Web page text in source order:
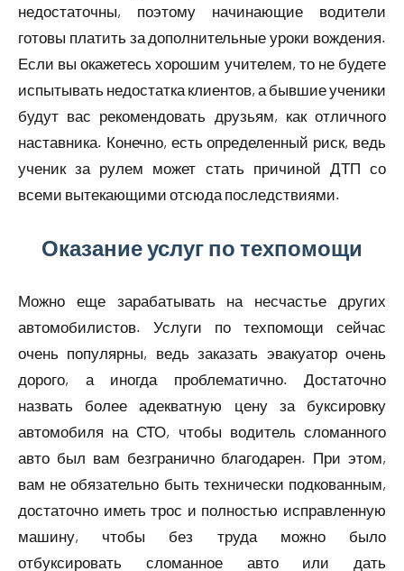
недостаточны, поэтому начинающие водители
готовы платить за дополнительные уроки вождения.
Если вы окажетесь хорошим учителем, то не будете
испытывать недостатка клиентов, а бывшие ученики
будут вас рекомендовать друзьям, как отличного
наставника. Конечно, есть определенный риск, ведь
ученик за рулем может стать причиной ДТП со
всеми вытекающими отсюда последствиями.
Оказание услуг по техпомощи
Можно еще зарабатывать на несчастье других
автомобилистов. Услуги по техпомощи сейчас
очень популярны, ведь заказать эвакуатор очень
дорого, а иногда проблематично. Достаточно
назвать более адекватную цену за буксировку
автомобиля на СТО, чтобы водитель сломанного
авто был вам безгранично благодарен. При этом,
вам не обязательно быть технически подкованным,
достаточно иметь трос и полностью исправленную
машину, чтобы без труда можно было
отбуксировать сломанное авто или дать